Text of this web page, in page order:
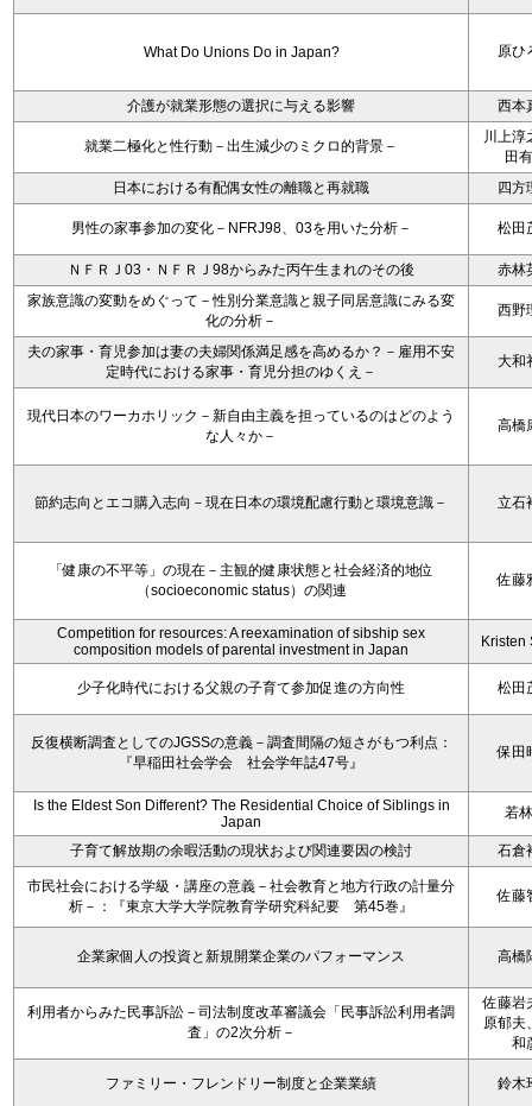
What Do Unions Do in Japan? 原ひ
介護が就業形態の選択に与える影響 西本
就業二極化と性行動－出生減少のミクロ的背景－
川上淳
田
日本における有配偶女性の離職と再就職
四方
男性の家事参加の変化－NFRJ98、03を用いた分析－ 松田
ＮＦＲＪ03・ＮＦＲＪ98からみた丙午生まれのその後
赤林
家族意識の変動をめぐって－性別分業意識と親子同居意識にみる変
化の分析－
西野
夫の家事・育児参加は妻の夫婦関係満足感を高めるか？－雇用不安
定時代における家事・育児分担のゆくえ－
大和
現代日本のワーカホリック－新自由主義を担っているのはどのよう
な人々か－
高橋
節約志向とエコ購入志向－現在日本の環境配慮行動と環境意識－ 立石
「健康の不平等」の現在－主観的健康状態と社会経済的地位
（socioeconomic status）の関連
佐藤
Competition for resources: A reexamination of sibship sex
composition models of parental investment in Japan
Kristen
少子化時代における父親の子育て参加促進の方向性 松田
反復横断調査としてのJGSSの意義－調査間隔の短さがもつ利点：
『早稲田社会学会 社会学年誌47号』
保田
Is the Eldest Son Different? The Residential Choice of Siblings in
Japan
若
子育て解放期の余暇活動の現状および関連要因の検討 石倉
市民社会における学級・講座の意義－社会教育と地方行政の計量分
析－：『東京大学大学院教育学研究科紀要 第45巻』
佐藤
企業家個人の投資と新規開業企業のパフォーマンス 高橋
利用者からみた民事訴訟－司法制度改革審議会「民事訴訟利用者調
査」の2次分析－
佐藤岩
原郁夫
和
ファミリー・フレンドリー制度と企業業績 鈴木